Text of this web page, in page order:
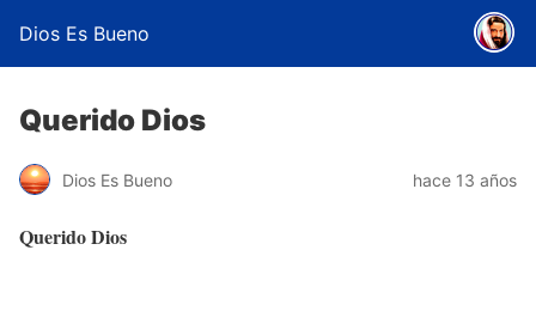
Dios Es Bueno
Querido Dios
Dios Es Bueno hace 13 años
Querido Dios